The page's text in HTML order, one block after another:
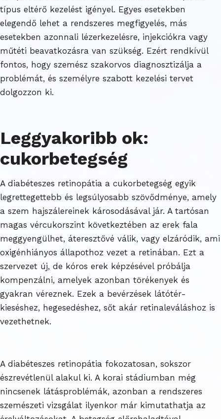
típus eltérő kezelést igényel. Egyes esetekben
elegendő lehet a rendszeres megfigyelés, más
esetekben azonnali lézerkezelésre, injekciókra vagy
műtéti beavatkozásra van szükség. Ezért rendkívül
fontos, hogy szemész szakorvos diagnosztizálja a
problémát, és személyre szabott kezelési tervet
dolgozzon ki.
Leggyakoribb ok:
cukorbetegség
A diabéteszes retinopátia a cukorbetegség egyik
legrettegettebb és legsúlyosabb szövődménye, amely
a szem hajszálereinek károsodásával jár. A tartósan
magas vércukorszint következtében az erek fala
meggyengülhet, áteresztővé válik, vagy elzáródik, ami
oxigénhiányos állapothoz vezet a retinában. Ezt a
szervezet új, de kóros erek képzésével próbálja
kompenzálni, amelyek azonban törékenyek és
gyakran véreznek. Ezek a bevérzések látótér-
kieséshez, hegesedéshez, sőt akár retinaleváláshoz is
vezethetnek.
A diabéteszes retinopátia fokozatosan, sokszor
észrevétlenül alakul ki. A korai stádiumban még
nincsenek látásproblémák, azonban a rendszeres
szemészeti vizsgálat ilyenkor már kimutathatja az